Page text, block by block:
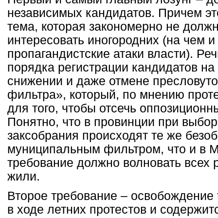
независимых кандидатов. Причем
тема, которая закономерно не
интересовать иногородних (на чем и
пропагандистские атаки власти).
порядка регистрации кандидатов
снижении и даже отмене
фильтра», который, по мнению
для того, чтобы отсечь
Понятно, что в провинции при
заксобрания происходят те же
муниципальным фильтром, что и в
требование должно волновать всех
жили.
Второе требование – освобождение
в ходе летних протестов и